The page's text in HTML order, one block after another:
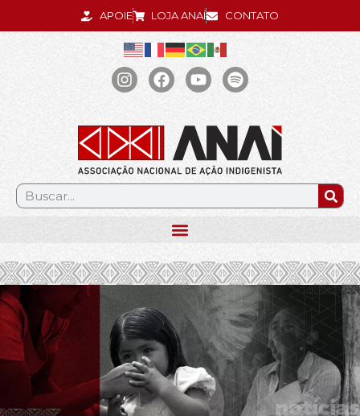
APOIE LOJA ANAÍ CONTATO
.